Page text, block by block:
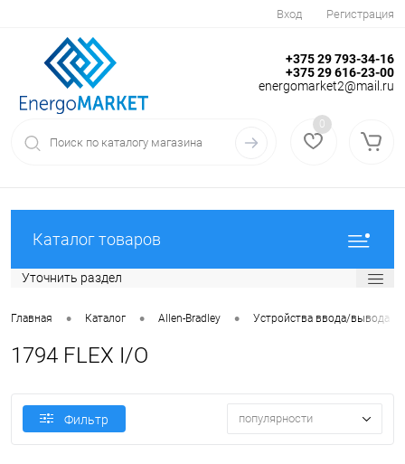
Вход Регистрация
+375 29 793-34-16
+375 29 616-23-00
energomarket2@mail.ru
0
Каталог товаров
Уточнить раздел
Главная • Каталог • Allen-Bradley • Устройства ввода/вывода
1794 FLEX I/O
Фильтр популярности